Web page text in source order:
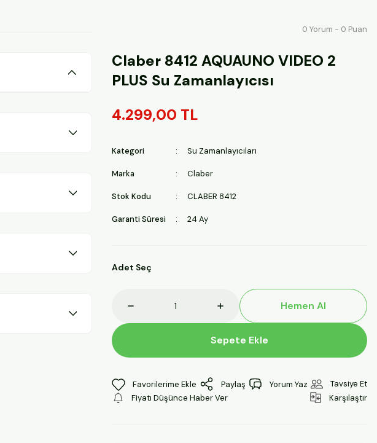
0 Yorum - 0 Puan
Claber 8412 AQUAUNO VIDEO 2
PLUS Su Zamanlayıcısı
4.299,00 TL
Kategori Su Zamanlayıcıları
Marka Claber
Stok Kodu CLABER 8412
Garanti Süresi 24 Ay
Adet Seç
Hemen Al
Sepete Ekle
Paylaş Yorum Yaz
Tavsiye Et
Fiyatı Düşünce Haber Ver
Karşılaştır